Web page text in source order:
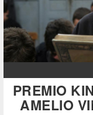
PREMIO
AMELIO